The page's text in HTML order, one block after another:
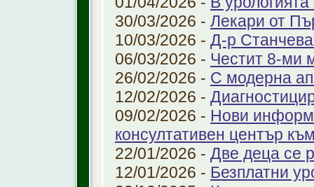
30/03/2026 - Лекари от
10/03/2026 - Д-р
06/03/2026 - Честит 8-ми
26/02/2026 - С модерна
12/02/2026 -
09/02/2026 - Нови
консултативен център
22/01/2026 - Две деца се
12/01/2026 - Безплатни